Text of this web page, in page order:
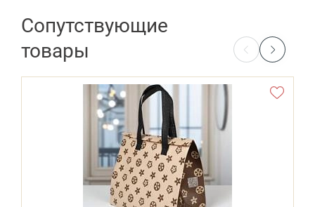
Сопутствующие
товары